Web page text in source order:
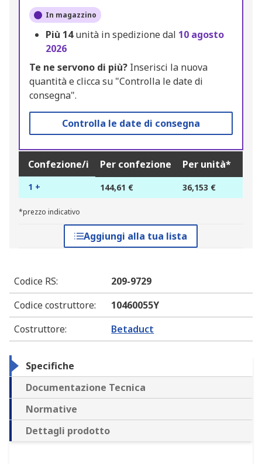
In magazzino
Più 14unità in spedizione dal 10 agosto
2026
Te ne servono di più? Inserisci la nuova
quantità e clicca su "Controlla le date di
consegna".
Controlla le date di consegna
Confezione/i Per confezione Per unità*
1 + 144,61 € 36,153 €
*prezzo indicativo
Aggiungi alla tua lista
Codice RS:
209-9729
Codice costruttore:
10460055Y
Costruttore: Betaduct
Specifiche
Documentazione Tecnica
Normative
Dettagli prodotto